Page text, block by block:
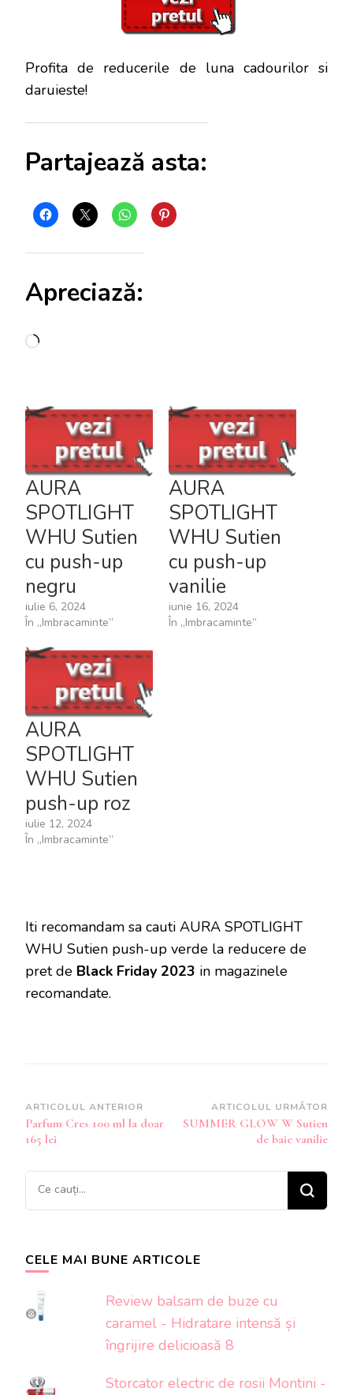
Profita de reducerile de luna cadourilor si
daruieste!
Partajează asta:
Apreciază:
Încarc...
AURA
SPOTLIGHT
WHU Sutien
cu push-up
negru
iulie 6, 2024
În „Imbracaminte”
AURA
SPOTLIGHT
WHU Sutien
cu push-up
vanilie
iunie 16, 2024
În „Imbracaminte”
AURA
SPOTLIGHT
WHU Sutien
push-up roz
iulie 12, 2024
În „Imbracaminte”
Iti recomandam sa cauti AURA SPOTLIGHT
WHU Sutien push-up verde la reducere de
pret de Black Friday 2023 in magazinele
recomandate.
Navigare
în
articole
ARTICOLUL ANTERIOR
Parfum Cres 100 ml la doar
165 lei
ARTICOLUL URMĂTOR
SUMMER GLOW W Sutien
de baie vanilie
Cauți
ceva?
CELE MAI BUNE ARTICOLE
Review balsam de buze cu
caramel - Hidratare intensă și
îngrijire delicioasă 8
Storcator electric de rosii Montini -